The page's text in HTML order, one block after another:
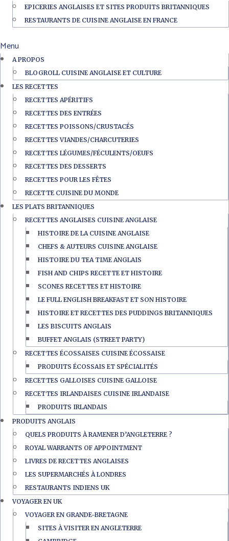
EPICERIES ANGLAISES ET SITES PRODUITS BRITANNIQUES
RESTAURANTS DE CUISINE ANGLAISE EN FRANCE
Menu
A PROPOS
BLOGROLL CUISINE ANGLAISE ET CULTURE
LES RECETTES
RECETTES APÉRITIFS
RECETTES DES ENTRÉES
RECETTES POISSONS/CRUSTACÉS
RECETTES VIANDES/CHARCUTERIES
RECETTES LÉGUMES/FÉCULENTS/OEUFS
RECETTES DES DESSERTS
RECETTES POUR LES FÊTES
RECETTE CUISINE DU MONDE
LES PLATS BRITANNIQUES
RECETTES ANGLAISES CUISINE ANGLAISE
HISTOIRE DE LA CUISINE ANGLAISE
CHEFS & AUTEURS CUISINE ANGLAISE
HISTOIRE DU TEA TIME ANGLAIS
FISH AND CHIPS RECETTE ET HISTOIRE
SCONES RECETTES ET HISTOIRE
LE FULL ENGLISH BREAKFAST ET SON HISTOIRE
HISTOIRE ET RECETTES DES PUDDINGS BRITANNIQUES
LES BISCUITS ANGLAIS
BUFFET ANGLAIS (STREET PARTY)
RECETTES ÉCOSSAISES CUISINE ÉCOSSAISE
PRODUITS ÉCOSSAIS ET SPÉCIALITÉS
RECETTES GALLOISES CUISINE GALLOISE
RECETTES IRLANDAISES CUISINE IRLANDAISE
PRODUITS IRLANDAIS
PRODUITS ANGLAIS
QUELS PRODUITS À RAMENER D’ANGLETERRE ?
ROYAL WARRANTS OF APPOINTMENT
LIVRES DE RECETTES ANGLAISES
LES SUPERMARCHÉS À LONDRES
RESTAURANTS INDIENS UK
VOYAGER EN UK
VOYAGER EN GRANDE-BRETAGNE
SITES À VISITER EN ANGLETERRE